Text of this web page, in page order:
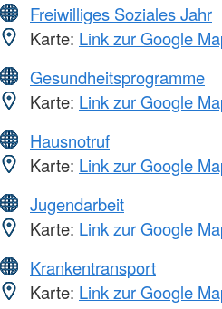
Freiwilliges Soziales Jahr
Karte: Link zur Google
Gesundheitsprogramme
Karte: Link zur Google
Hausnotruf
Karte: Link zur Google
Jugendarbeit
Karte: Link zur Google
Krankentransport
Karte: Link zur Google